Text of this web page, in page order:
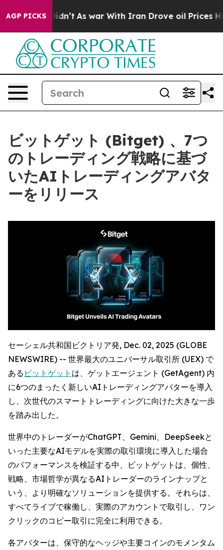
AGP PICKS
it Didn’t As war With Iran Drove oil Prices
ビットゲット (Bitget) 、7つ
のトレーディング戦略に基づ
いたAIトレーディングアバタ
ーをリリース
セーシェル共和国ビクトリア発, Dec. 02, 2025 (GLOBE
NEWSWIRE) -- 世界最大のユニバーサル取引所 (UEX) で
ある ビットゲット は、ゲットエージェント (GetAgent) 内
に6つのまったく新しいAIトレーディングアバターを導入
し、次世代のスマートトレーディングに向けた大きな一歩
を踏み出した。
世界中のトレーダーがChatGPT、Gemini、DeepSeekと
いった主要なAIモデルを実際の取引環境に導入した場合
のパフォーマンスを検証する中、ビットゲットは、個性、
戦略、市場哲学が異なるAIトレーダーのラインナップと
いう、より明確なソリューションを提供する。それらは、
すべてライブで稼働し、実際のアカウントで取引し、ワン
クリックのコピー取引に完全に利用できる。
各アバターは、保守的なヘッジや主要コインのモメンタム